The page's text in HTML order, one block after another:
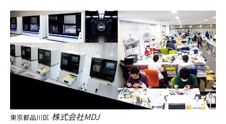
東京都品川区 株式会社MDJ